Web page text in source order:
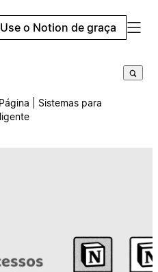
Use o Notion de graça
| Sistemas para